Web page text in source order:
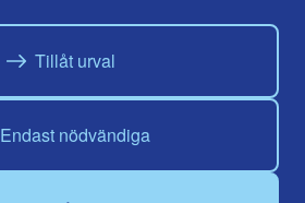
Tillåt urval
Endast nödvändiga